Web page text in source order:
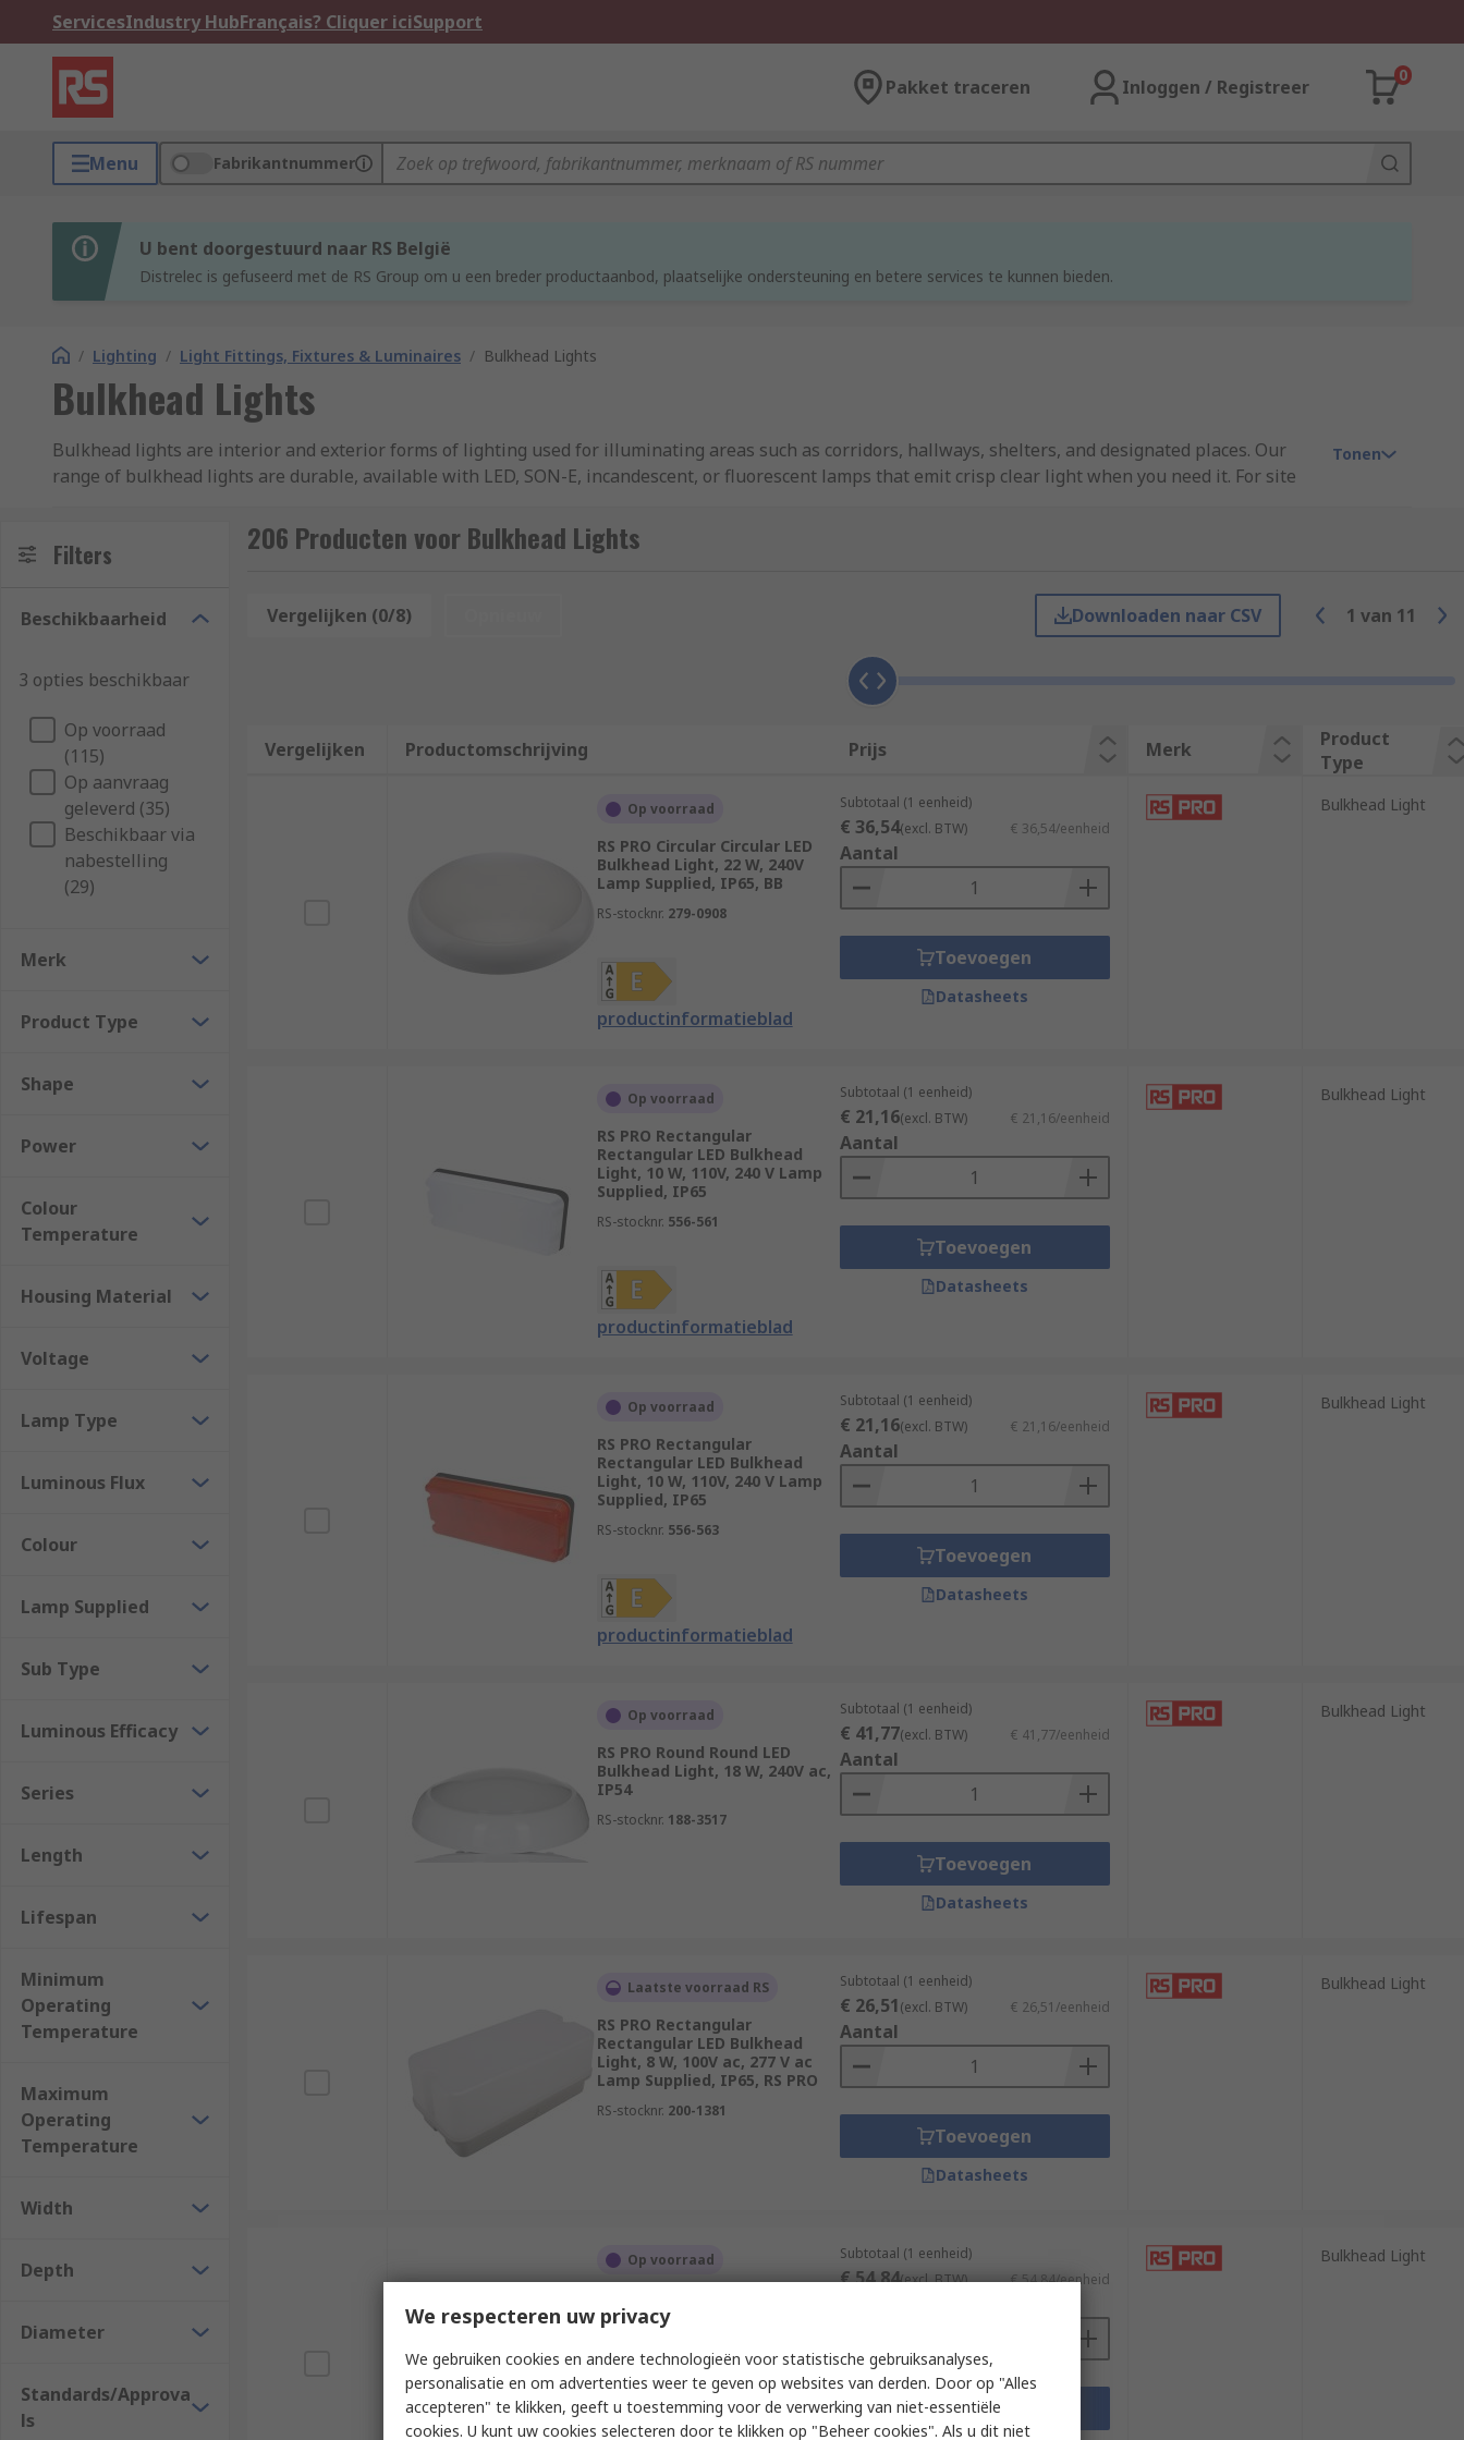
ServicesIndustry HubFrançais? Cliquer iciSupport
Pakket traceren Inloggen / Registreer
0
Menu Fabrikantnummer
U bent doorgestuurd naar RS België
Distrelec is gefuseerd met de RS Group om u een breder productaanbod, plaatselijke ondersteuning en betere services te kunnen bieden.
/ Lighting / Light Fittings, Fixtures & Luminaires / Bulkhead Lights
Bulkhead Lights
Bulkhead lights are interior and exterior forms of lighting used for illuminating areas such as corridors, hallways, shelters, and designated places. Our
range of bulkhead lights are durable, available with LED, SON-E, incandescent, or fluorescent lamps that emit crisp clear light when you need it. For site
are IP rated giving you the protection you need.
Wall Mount
Strip Light
Recessed Downlight
Ceiling Light
Dome
Bulkhead lighting is found in Industrial and Commercial applications such as;
Why choose RS for Bulkhead lights?
Our extensive range ensures we have your ideal solution available. Browsing our offer has vastly improved making it simple to select your bulkhead light
of choice. Our products are supported with technical information and customer service we are sure you will appreciate.
Tonen
Filters
Beschikbaarheid
3 opties beschikbaar
Op voorraad
(115)
Op aanvraag
geleverd (35)
Beschikbaar via
nabestelling
(29)
Merk
Product Type
Shape
Power
Colour
Temperature
Housing Material
Voltage
Lamp Type
Luminous Flux
Colour
Lamp Supplied
Sub Type
Luminous Efficacy
Series
Length
Lifespan
Minimum
Operating
Temperature
Maximum
Operating
Temperature
Width
Depth
Diameter
Standards/Approva
ls
206 Producten voor Bulkhead Lights
Vergelijken (0/8) Downloaden naar CSV 1 van 11
Vergelijken Productomschrijving Prijs Merk
Product
Type
Op voorraad
RS PRO Circular Circular LED
Bulkhead Light, 22 W, 240V
Lamp Supplied, IP65, BB
RS-stocknr. 279-0908
productinformatieblad
Subtotaal (1 eenheid)
€ 36,54(excl. BTW) € 36,54/eenheid
Aantal
Toevoegen
Datasheets
Bulkhead Light
Op voorraad
RS PRO Rectangular
Rectangular LED Bulkhead
Light, 10 W, 110V, 240 V Lamp
Supplied, IP65
RS-stocknr. 556-561
productinformatieblad
Subtotaal (1 eenheid)
€ 21,16(excl. BTW) € 21,16/eenheid
Aantal
Toevoegen
Datasheets
Bulkhead Light
Op voorraad
RS PRO Rectangular
Rectangular LED Bulkhead
Light, 10 W, 110V, 240 V Lamp
Supplied, IP65
RS-stocknr. 556-563
productinformatieblad
Subtotaal (1 eenheid)
€ 21,16(excl. BTW) € 21,16/eenheid
Aantal
Toevoegen
Datasheets
Bulkhead Light
Op voorraad
RS PRO Round Round LED
Bulkhead Light, 18 W, 240V ac,
IP54
RS-stocknr. 188-3517
Subtotaal (1 eenheid)
€ 41,77(excl. BTW) € 41,77/eenheid
Aantal
Toevoegen
Datasheets
Bulkhead Light
Laatste voorraad RS
RS PRO Rectangular
Rectangular LED Bulkhead
Light, 8 W, 100V ac, 277 V ac
Lamp Supplied, IP65, RS PRO
RS-stocknr. 200-1381
Subtotaal (1 eenheid)
€ 26,51(excl. BTW) € 26,51/eenheid
Aantal
Toevoegen
Datasheets
Bulkhead Light
Op voorraad
Bulkhead Light, 22 W, 240V
Lamp Supplied, IP65, BB
RS-stocknr.279-0909
Subtotaal (1 eenheid)
€ 54,84(excl. BTW) € 54,84/eenheid
Toevoegen
Bulkhead Light
We respecteren uw privacy
We gebruiken cookies en andere technologieën voor statistische gebruiksanalyses,
personalisatie en om advertenties weer te geven op websites van derden. Door op "Alles
accepteren" te klikken, geeft u toestemming voor de verwerking van niet-essentiële
cookies. U kunt uw cookies selecteren door te klikken op "Beheer cookies". Als u dit niet